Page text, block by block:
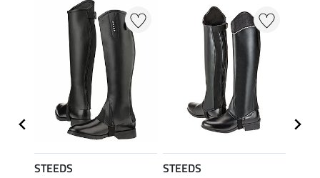
STEEDS
STEEDS